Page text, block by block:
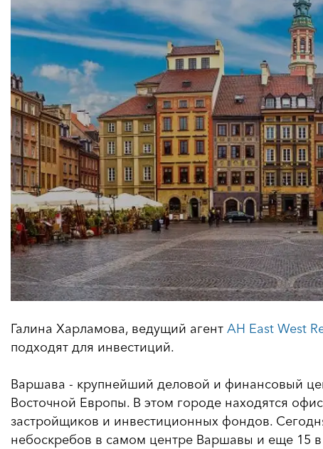
Галина Харламова, ведущий агент АН East West
подходят для инвестиций.
Варшава - крупнейший деловой и финансовый
Восточной Европы. В этом городе находятся
застройщиков и инвестиционных фондов.
небоскребов в самом центре Варшавы и еще 15